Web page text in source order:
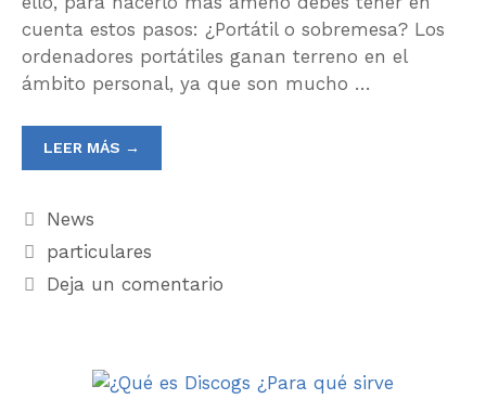
cuenta estos pasos: ¿Portátil o sobremesa? Los
ordenadores portátiles ganan terreno en el
ámbito personal, ya que son mucho …
LEER MÁS →
News
particulares
Deja un comentario